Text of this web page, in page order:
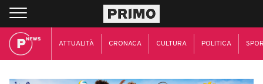
ATTUALITÀ CRONACA CULTURA POLITICA